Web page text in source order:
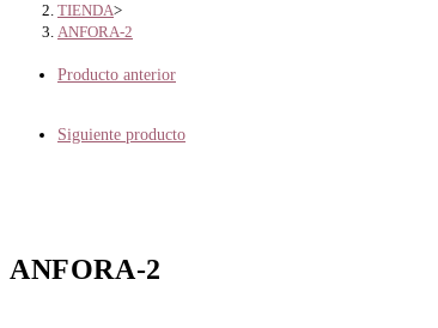
TIENDA>
ANFORA-2
Producto anterior
Siguiente producto
ANFORA-2